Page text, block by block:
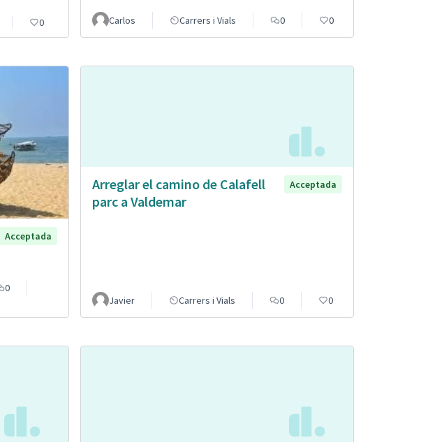
0 Carlos Carrers i Vials 0 0
Acceptada
0
Arreglar el camino de Calafell
parc a Valdemar
Acceptada
Javier Carrers i Vials 0 0